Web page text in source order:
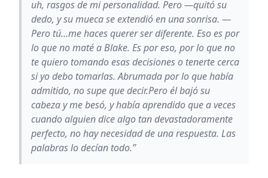
uh, rasgos de mi personalidad. Pero —quitó su
dedo, y su mueca se extendió en una sonrisa. —
Pero tú…me haces querer ser diferente. Eso es por
lo que no maté a Blake. Es por eso, por lo que no
te quiero tomando esas decisiones o tenerte cerca
si yo debo tomarlas. Abrumada por lo que había
admitido, no supe que decir.Pero él bajó su
cabeza y me besó, y había aprendido que a veces
cuando alguien dice algo tan devastadoramente
perfecto, no hay necesidad de una respuesta. Las
palabras lo decían todo.”